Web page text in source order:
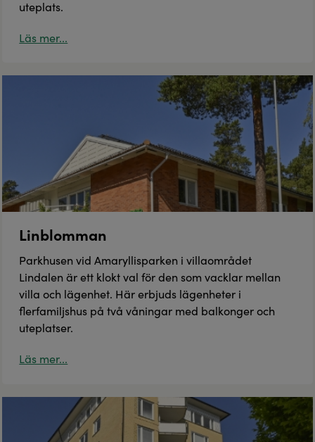
uteplats.
Läs mer...
Linblomman
Parkhusen vid Amaryllisparken i villaområdet
Lindalen är ett klokt val för den som vacklar mellan
villa och lägenhet. Här erbjuds lägenheter i
flerfamiljshus på två våningar med balkonger och
uteplatser.
Läs mer...